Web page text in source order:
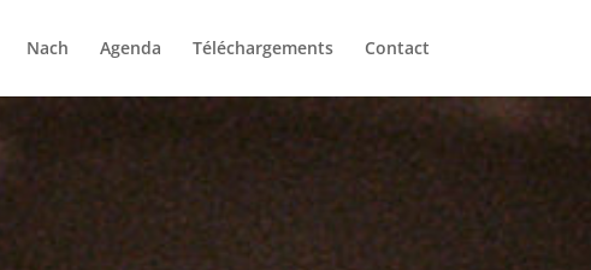
Nach Agenda Téléchargements Contact